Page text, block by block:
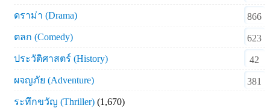
ดราม่า (Drama)
866
ตลก (Comedy)
623
ประวัติศาสตร์ (History)
42
ผจญภัย (Adventure)
381
ระทึกขวัญ (Thriller) (1,670)